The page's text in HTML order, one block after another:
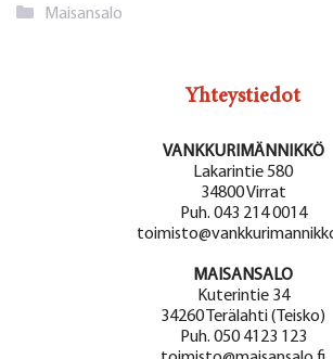
Kategoriat
Maisansalo
Yhteystiedot
VANKKURIMÄNNIKKÖ
Lakarintie 580
34800 Virrat
Puh. 043 214 0014
MAISANSALO
Kuterintie 34
34260 Terälahti (Teisko)
Puh. 050 4123 123